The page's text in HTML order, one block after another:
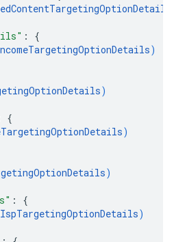
: {
)
)
{
)
)
: {
)